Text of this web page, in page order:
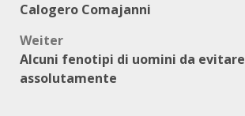
Calogero Comajanni
Weiter
Alcuni fenotipi di uomini da evitare
assolutamente